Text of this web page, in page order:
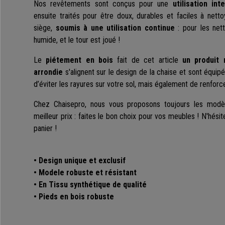
Nos revêtements sont conçus pour une utilisation
ensuite traités pour être doux, durables et faciles à
siège, soumis à une utilisation continue : pour les
humide, et le tour est joué !
Le piétement en bois fait de cet article un produit
arrondie s'alignent sur le design de la chaise et sont
d’éviter les rayures sur votre sol, mais également de
Chez Chaisepro, nous vous proposons toujours les
meilleur prix : faites le bon choix pour vos meubles !
panier !
• Design unique et exclusif
• Modele robuste et résistant
• En Tissu synthétique de qualité
• Pieds en bois robuste